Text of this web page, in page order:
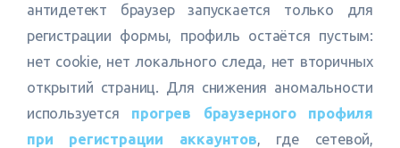
антидетект браузер запускается только для
регистрации формы, профиль остаётся пустым:
нет cookie, нет локального следа, нет вторичных
открытий страниц. Для снижения аномальности
используется прогрев браузерного профиля
при регистрации аккаунтов, где сетевой,